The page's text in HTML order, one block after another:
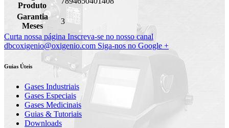
Produto
Garantia
Meses
3
Curta nossa página Inscreva-se no nosso canal
dbcoxigenio@oxigenio.com Siga-nos no Google +
Guias Úteis
Gases Industriais
Gases Especiais
Gases Medicinais
Guias & Tutoriais
Downloads